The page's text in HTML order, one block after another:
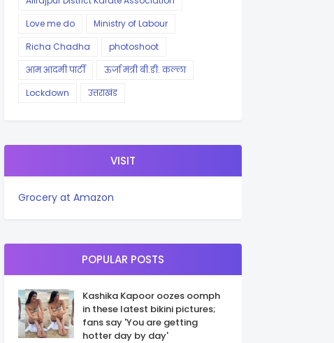
Love me do
Ministry of Labour
Richa Chadha
photoshoot
आम आदमी पार्टी
ऊर्जा मंत्री बी.डी. कल्ला
Lockdown
उत्तराखंड
VISIT
Grocery at Amazon
POPULAR POSTS
Kashika Kapoor oozes oomph
in these latest bikini pictures;
fans say 'You are getting
hotter day by day'